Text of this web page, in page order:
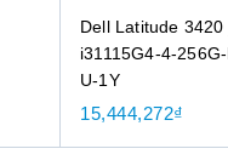
Dell Latitude
i31115G4-4-
U-1Y
15,444,272₫